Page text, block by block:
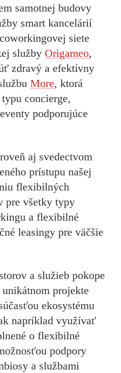
samotnej budovy
smart kancelárií
siete
služby Origameo,
zdravý a efektívny
More, ktorá
concierge,
podporujúce
aj svedectvom
prístupu našej
flexibilných
pre všetky typy
a flexibilné
leasingy pre väčšie
a služieb pokope
projekte
ekosystému
napríklad využívať
o flexibilné
podpory
a službami